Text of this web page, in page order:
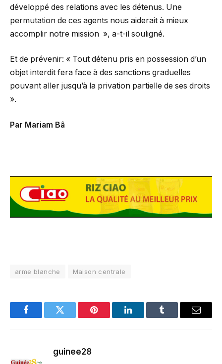
développé des relations avec les détenus. Une
permutation de ces agents nous aiderait à mieux
accomplir notre mission », a-t-il souligné.
Et de prévenir: « Tout détenu pris en possession d’un
objet interdit fera face à des sanctions graduelles
pouvant aller jusqu’à la privation partielle de ses droits
».
Par Mariam Bâ
arme blanche Maison centrale
FacebookTwitter Pinterest LinkedInTumblr Email
guinee28